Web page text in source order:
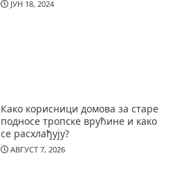
ЈУН 18, 2024
Како корисници домова за старе
подносе тропске врућине и како
се расхлађују?
АВГУСТ 7, 2026